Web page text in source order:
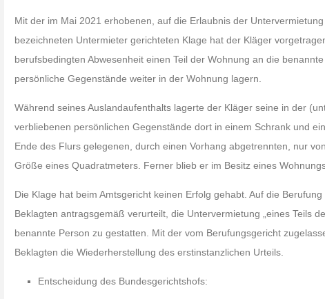
Mit der im Mai 2021 erhobenen, auf die Erlaubnis der Untervermietung
bezeichneten Untermieter gerichteten Klage hat der Kläger
berufsbedingten Abwesenheit einen Teil der Wohnung an die
persönliche Gegenstände weiter in der Wohnung lagern.
Während seines Auslandaufenthalts lagerte der Kläger seine in der
verbliebenen persönlichen Gegenstände dort in einem Schrank und
Ende des Flurs gelegenen, durch einen Vorhang abgetrennten, nur
Größe eines Quadratmeters. Ferner blieb er im Besitz eines
Die Klage hat beim Amtsgericht keinen Erfolg gehabt. Auf die
Beklagten antragsgemäß verurteilt, die Untervermietung „eines Teils
benannte Person zu gestatten. Mit der vom Berufungsgericht
Beklagten die Wiederherstellung des erstinstanzlichen Urteils.
Entscheidung des Bundesgerichtshofs: